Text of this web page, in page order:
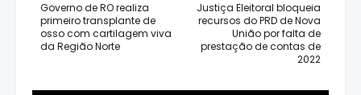
Justiça Eleitoral bloqueia
recursos do PRD de Nova
União por falta de
prestação de contas de
2022
Governo de RO realiza
primeiro transplante de
osso com cartilagem viva
da Região Norte